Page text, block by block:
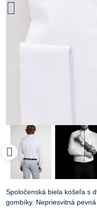
Spoločenská biela košeľa s
gombíky. Nepriesvitná